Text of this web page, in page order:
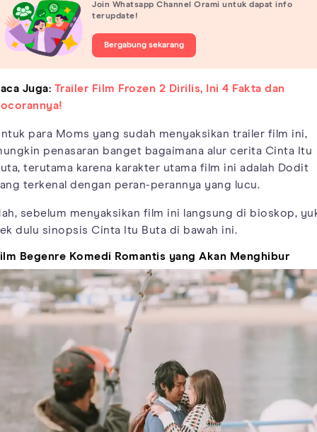
Join Whatsapp Channel Orami untuk dapat info
terupdate!
Bergabung sekarang
Juga: Trailer Film Frozen 2 Dirilis, Ini 4 Fakta dan
para Moms yang sudah menyaksikan trailer film ini,
penasaran banget bagaimana alur cerita Cinta Itu
terutama karena karakter utama film ini adalah Dodit
terkenal dengan peran-perannya yang lucu.
sebelum menyaksikan film ini langsung di bioskop,
dulu sinopsis Cinta Itu Buta di bawah ini.
Begenre Komedi Romantis yang Akan Menghibur